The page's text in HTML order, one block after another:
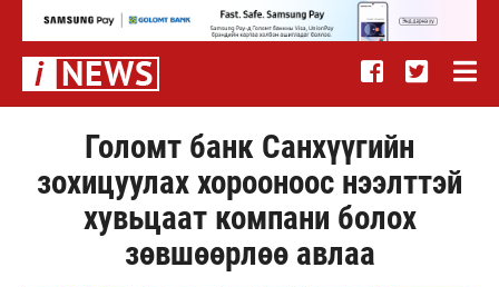
Голомт банк Санхүүгийн
зохицуулах хорооноос нээлттэй
хувьцаат компани болох
зөвшөөрлөө авлаа